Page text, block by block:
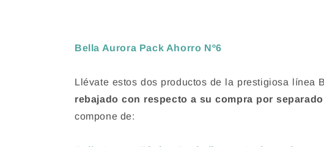
Bella Aurora Pack Ahorro Nº6
Llévate estos dos productos de la prestigiosa línea
rebajado con respecto a su compra por separado
compone de: